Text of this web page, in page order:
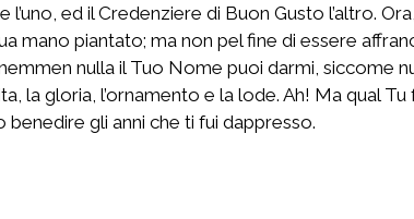
l’uno, ed il Credenziere di Buon Gusto l’altro.
mano piantato; ma non pel fine di essere
nulla il Tuo Nome puoi darmi, siccome
la gloria, l’ornamento e la lode. Ah! Ma qual
gli anni che ti fui dappresso.